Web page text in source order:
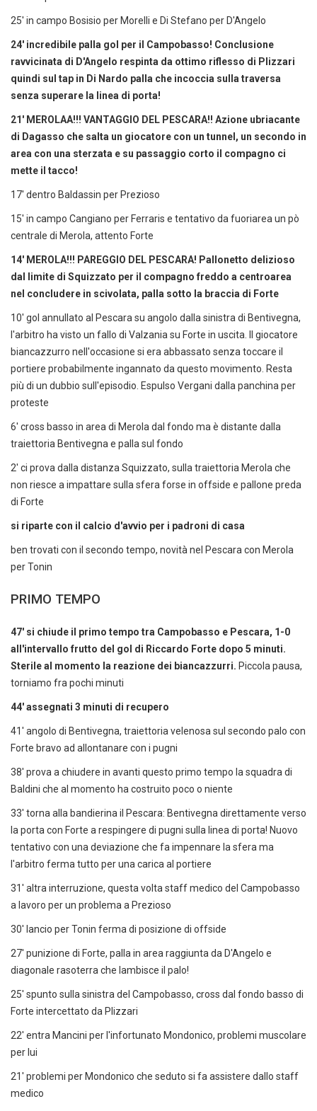
25' in campo Bosisio per Morelli e Di Stefano per D'Angelo
24' incredibile palla gol per il Campobasso! Conclusione
ravvicinata di D'Angelo respinta da ottimo riflesso di Plizzari
quindi sul tap in Di Nardo palla che incoccia sulla traversa
senza superare la linea di porta!
21' MEROLAA!!! VANTAGGIO DEL PESCARA!! Azione ubriacante
di Dagasso che salta un giocatore con un tunnel, un secondo in
area con una sterzata e su passaggio corto il compagno ci
mette il tacco!
17' dentro Baldassin per Prezioso
15' in campo Cangiano per Ferraris e tentativo da fuoriarea un pò
centrale di Merola, attento Forte
14' MEROLA!!! PAREGGIO DEL PESCARA! Pallonetto delizioso
dal limite di Squizzato per il compagno freddo a centroarea
nel concludere in scivolata, palla sotto la braccia di Forte
10' gol annullato al Pescara su angolo dalla sinistra di Bentivegna,
l'arbitro ha visto un fallo di Valzania su Forte in uscita. Il giocatore
biancazzurro nell'occasione si era abbassato senza toccare il
portiere probabilmente ingannato da questo movimento. Resta
più di un dubbio sull'episodio. Espulso Vergani dalla panchina per
proteste
6' cross basso in area di Merola dal fondo ma è distante dalla
traiettoria Bentivegna e palla sul fondo
2' ci prova dalla distanza Squizzato, sulla traiettoria Merola che
non riesce a impattare sulla sfera forse in offside e pallone preda
di Forte
si riparte con il calcio d'avvio per i padroni di casa
ben trovati con il secondo tempo, novità nel Pescara con Merola
per Tonin
PRIMO TEMPO
47' si chiude il primo tempo tra Campobasso e Pescara, 1-0
all'intervallo frutto del gol di Riccardo Forte dopo 5 minuti.
Sterile al momento la reazione dei biancazzurri. Piccola pausa,
torniamo fra pochi minuti
44' assegnati 3 minuti di recupero
41' angolo di Bentivegna, traiettoria velenosa sul secondo palo con
Forte bravo ad allontanare con i pugni
38' prova a chiudere in avanti questo primo tempo la squadra di
Baldini che al momento ha costruito poco o niente
33' torna alla bandierina il Pescara: Bentivegna direttamente verso
la porta con Forte a respingere di pugni sulla linea di porta! Nuovo
tentativo con una deviazione che fa impennare la sfera ma
l'arbitro ferma tutto per una carica al portiere
31' altra interruzione, questa volta staff medico del Campobasso
a lavoro per un problema a Prezioso
30' lancio per Tonin ferma di posizione di offside
27' punizione di Forte, palla in area raggiunta da D'Angelo e
diagonale rasoterra che lambisce il palo!
25' spunto sulla sinistra del Campobasso, cross dal fondo basso di
Forte intercettato da Plizzari
22' entra Mancini per l'infortunato Mondonico, problemi muscolare
per lui
21' problemi per Mondonico che seduto si fa assistere dallo staff
medico